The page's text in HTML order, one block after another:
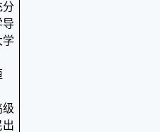
分
导
学
级
出